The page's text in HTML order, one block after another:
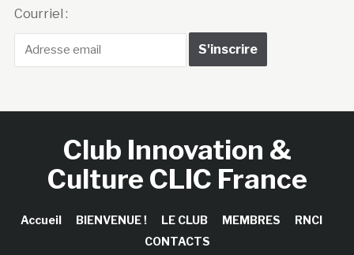
Courriel :
Club Innovation &
Culture CLIC France
Accueil BIENVENUE ! LE CLUB MEMBRES
RNCI
CONTACTS